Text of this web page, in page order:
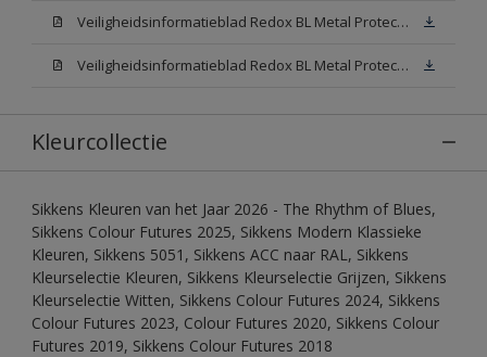
Veiligheidsinformatieblad Redox BL Metal Protect Satin N00 (MSDS)
Veiligheidsinformatieblad Redox BL Metal Protect Satin White W05 (MSDS)
Kleurcollectie
Sikkens Kleuren van het Jaar 2026 - The Rhythm of Blues,
Sikkens Colour Futures 2025, Sikkens Modern Klassieke
Kleuren, Sikkens 5051, Sikkens ACC naar RAL, Sikkens
Kleurselectie Kleuren, Sikkens Kleurselectie Grijzen, Sikkens
Kleurselectie Witten, Sikkens Colour Futures 2024, Sikkens
Colour Futures 2023, Colour Futures 2020, Sikkens Colour
Futures 2019, Sikkens Colour Futures 2018